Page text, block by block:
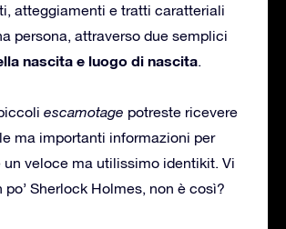
atteggiamenti e tratti caratteriali
persona, attraverso due semplici
nascita e luogo di nascita.
escamotage potreste ricevere
ma importanti informazioni per
un veloce ma utilissimo identikit. Vi
Sherlock Holmes, non è così?